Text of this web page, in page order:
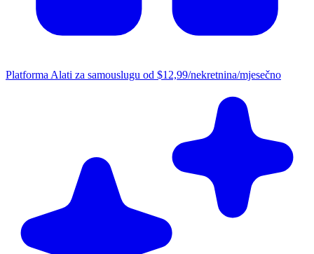
Platforma Alati za samouslugu od $12,99/nekretnina/mjesečno